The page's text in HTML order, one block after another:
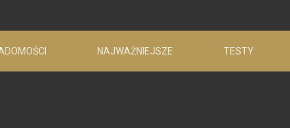
NAJWAŻNIEJSZE TESTY